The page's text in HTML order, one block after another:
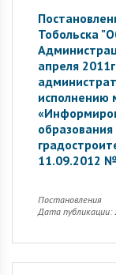
Тобольска
апреля
исполнению
образования
11.09.2012
Постановления
Дата публикации: